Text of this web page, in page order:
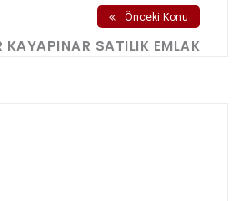
Önceki Konu
KAYAPINAR SATILIK EMLAK